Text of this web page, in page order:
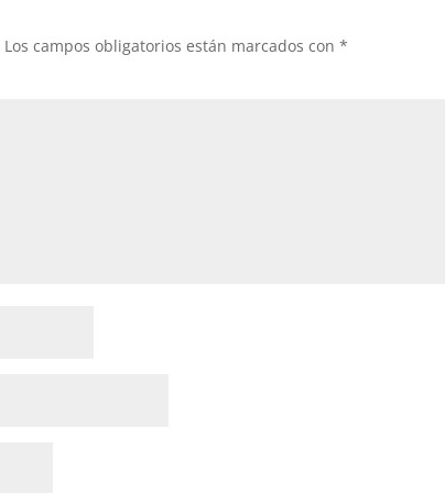
Los campos obligatorios están marcados con*